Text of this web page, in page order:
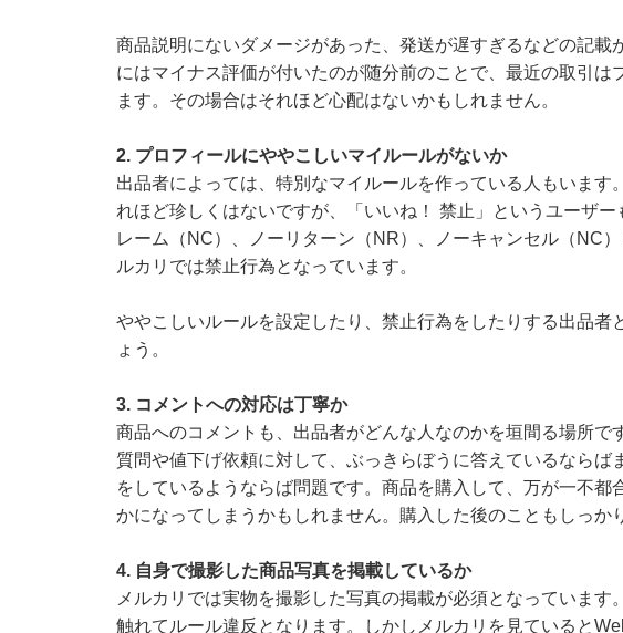
商品説明にないダメージがあった、発送が遅すぎるなどの記載
にはマイナス評価が付いたのが随分前のことで、最近の取引は
ます。その場合はそれほど心配はないかもしれません。
2. プロフィールにややこしいマイルールがないか
出品者によっては、特別なマイルールを作っている人もいます
れほど珍しくはないですが、「いいね！ 禁止」というユーザ
レーム（NC）、ノーリターン（NR）、ノーキャンセル（NC
ルカリでは禁止行為となっています。
ややこしいルールを設定したり、禁止行為をしたりする出品者
ょう。
3. コメントへの対応は丁寧か
商品へのコメントも、出品者がどんな人なのかを垣間る場所で
質問や値下げ依頼に対して、ぶっきらぼうに答えているならば
をしているようならば問題です。商品を購入して、万が一不都
かになってしまうかもしれません。購入した後のこともしっか
4. 自身で撮影した商品写真を掲載しているか
メルカリでは実物を撮影した写真の掲載が必須となっています
触れてルール違反となります。しかしメルカリを見ていると